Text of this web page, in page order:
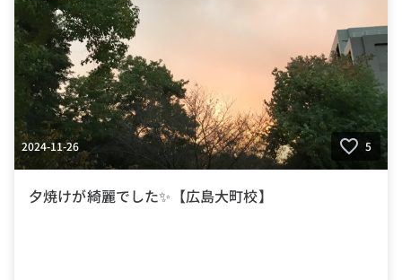
2024-11-26 5
夕焼けが綺麗でした✨【広島大町校】